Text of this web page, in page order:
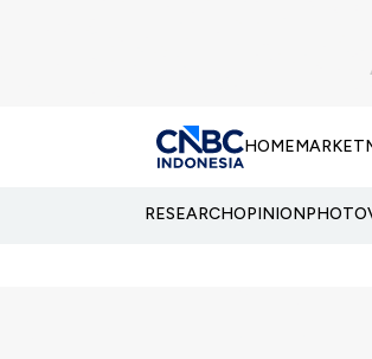
HOMEMARKET
RESEARCHOPINIONPHOTO